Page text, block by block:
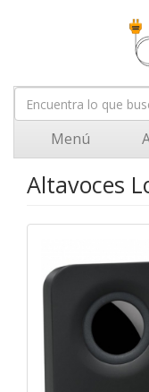
Menú
Altavoces